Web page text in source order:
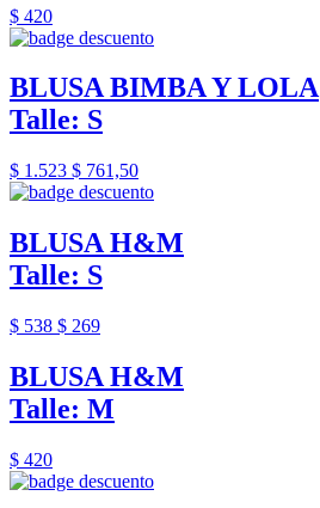
$ 420
BLUSA BIMBA Y LOLA
Talle: S
$ 1.523 $ 761,50
BLUSA H&M
Talle: S
$ 538 $ 269
BLUSA H&M
Talle: M
$ 420